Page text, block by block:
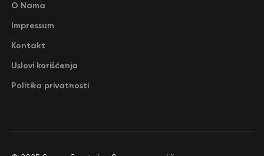
O Nama
Impressum
Kontakt
Uslovi korišćenja
Politika privatnosti